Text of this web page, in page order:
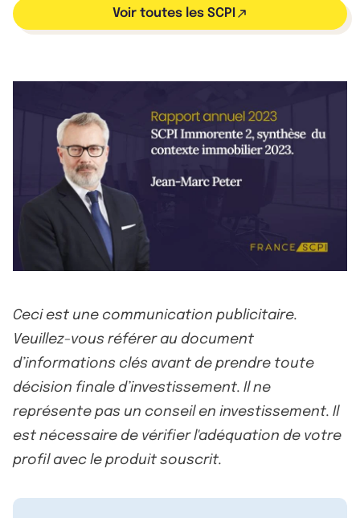
Voir toutes les SCPI
Ceci est une communication publicitaire.
Veuillez-vous référer au document
d’informations clés avant de prendre toute
décision finale d’investissement. Il ne
représente pas un conseil en investissement. Il
est nécessaire de vérifier l'adéquation de votre
profil avec le produit souscrit.